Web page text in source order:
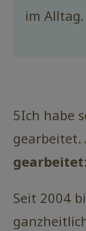
im Alltag
5Ich habe
gearbeitet.
gearbeitet
Seit 2004